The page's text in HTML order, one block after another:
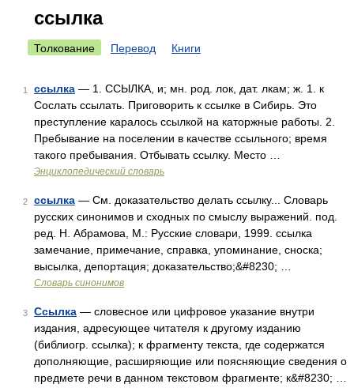
ссылка
Толкование Перевод Книги
1 ссылка — 1. ССЫЛКА, и; мн. род. лок, дат. лкам; ж. 1. к
Сослать ссылать. Приговорить к ссылке в Сибирь. Это
преступление каралось ссылкой на каторжные работы. 2.
Пребывание на поселении в качестве ссыльного; время
такого пребывания. Отбывать ссылку. Место …
Энциклопедический словарь
2 ссылка — См. доказательство делать ссылку... Словарь
русских синонимов и сходных по смыслу выражений. под.
ред. Н. Абрамова, М.: Русские словари, 1999. ссылка
замечание, примечание, справка, упоминание, сноска;
высылка, депортация; доказательство;&#8230; …
Словарь синонимов
3 Ссылка — словесное или цифровое указание внутри
издания, адресующее читателя к другому изданию
(библиогр. ссылка); к фрагменту текста, где содержатся
дополняющие, расширяющие или поясняющие сведения о
предмете речи в данном текстовом фрагменте; к&#8230; …